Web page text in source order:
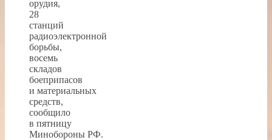
орудия,
28
станций
радиоэлектронной
борьбы,
восемь
складов
боеприпасов
и материальных
средств,
сообщило
в пятницу
Минобороны РФ.